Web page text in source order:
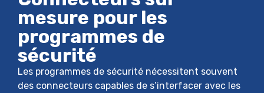
mesure pour les
programmes de
sécurité
Les programmes de sécurité nécessitent souvent
des connecteurs capables de s’interfacer avec les